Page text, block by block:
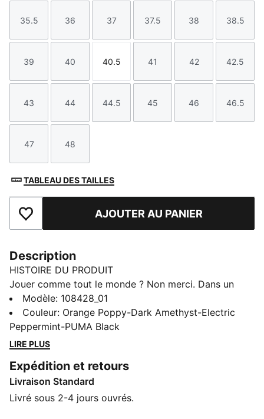
Taille
35.5
Taille
36
Taille
37
Taille
37.5
Taille
38
Taille
38.5
Taille
39
Taille
40
Taille
40.5
Taille
41
Taille
42
Taille
42.5
Taille
43
Taille
44
Taille
44.5
Taille
45
Taille
46
Taille
46.5
Taille
47
Taille
48
TABLEAU DES TAILLES
Ajouter aux favorisAJOUTER AU PANIER
Description
HISTOIRE DU PRODUIT
Jouer comme tout le monde ? Non merci. Dans un
monde où la créativité est de plus en plus bannie du
sport, crée tes propres règles avec la FUTURE 8
Creativity de Neymar Jr. Dotée de graphismes
extraterrestres et de technologies innovantes, comme
seconde peau, cette paire est là pour te rappeler une
chose : oublie les règles, fais confiance à ton instinct.
À toi de créer.
Modèle: 108428_01
Couleur: Orange Poppy-Dark Amethyst-Electric
Peppermint-PUMA Black
LIRE PLUS
Expédition et retours
Livraison Standard
Livré sous 2-4 jours ouvrés.